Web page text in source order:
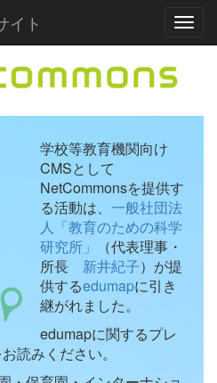
イト
学校等教育機関向け
CMSとして
NetCommonsを提供す
る活動は、 一般社団法
人「教育のための科学
研究所」
（代表理事・
所長 新井紀子）が提
供するedumapに引き
継がれました。
edumapに関するプレ
読みください。